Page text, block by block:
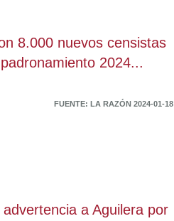
8.000 nuevos censistas
2024...
FUENTE: LA RAZÓN 2024-01-18
a Aguilera por